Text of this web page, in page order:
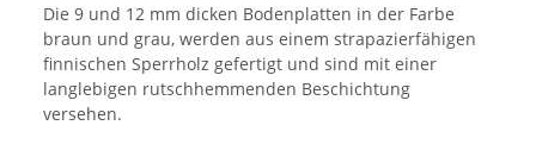
Die 9 und 12 mm dicken Bodenplatten in der Farbe
braun und grau, werden aus einem strapazierfähigen
finnischen Sperrholz gefertigt und sind mit einer
langlebigen rutschhemmenden Beschichtung
versehen.